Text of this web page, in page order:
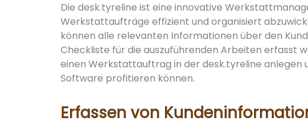
Die desk.tyreline ist eine innovative
Werkstattaufträge effizient und organisiert
können alle relevanten Informationen über den
Checkliste für die auszuführenden Arbeiten erfasst
einen Werkstattauftrag in der desk.tyreline anlegen
Software profitieren können.
Erfassen von